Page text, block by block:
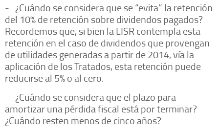
- ¿Cuándo se considera que se “evita” la retención
del 10% de retención sobre dividendos pagados?
Recordemos que, si bien la LISR contempla esta
retención en el caso de dividendos que provengan
de utilidades generadas a partir de 2014, vía la
aplicación de los Tratados, esta retención puede
reducirse al 5% o al cero.
- ¿Cuándo se considera que el plazo para
amortizar una pérdida fiscal está por terminar?
¿Cuándo resten menos de cinco años?